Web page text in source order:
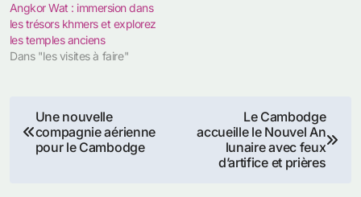
Angkor Wat : immersion dans
les trésors khmers et explorez
les temples anciens
Dans "les visites à faire"
Navigation
de
Une nouvelle
compagnie aérienne
pour le Cambodge
Le Cambodge
accueille le Nouvel An
lunaire avec feux
d’artifice et prières